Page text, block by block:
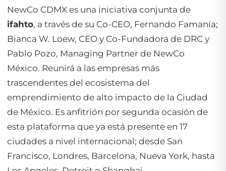
NewCo CDMX es una iniciativa conjunta de
ifahto, a través de su Co-CEO, Fernando Famanía;
Bianca W. Loew, CEO y Co-Fundadora de DRC y
Pablo Pozo, Managing Partner de NewCo
México. Reunirá a las empresas más
trascendentes del ecosistema del
emprendimiento de alto impacto de la Ciudad
de México. Es anfitrión por segunda ocasión de
esta plataforma que ya está presente en 17
ciudades a nivel internacional; desde San
Francisco, Londres, Barcelona, Nueva York, hasta